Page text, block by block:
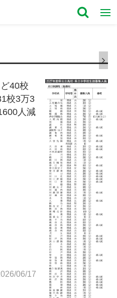
40校
校3万3
人減
06/17